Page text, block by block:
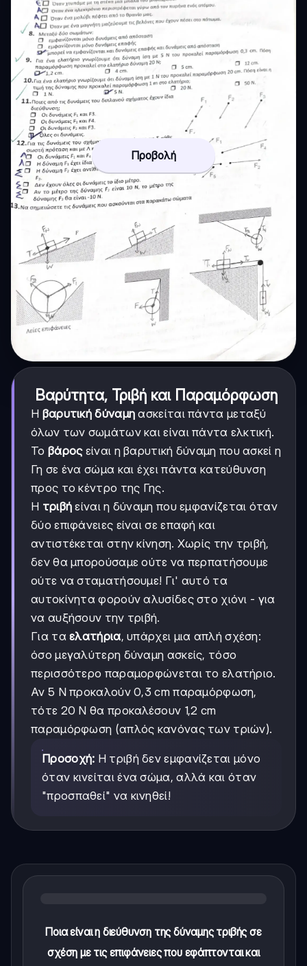
Προβολή
Βαρύτητα, Τριβή και Παραμόρφωση
Η βαρυτική δύναμη ασκείται πάντα μεταξύ
όλων των σωμάτων και είναι πάντα ελκτική.
Το βάροςείναι η βαρυτική δύναμη που ασκεί η
Γη σε ένα σώμα και έχει πάντα κατεύθυνση
προς το κέντρο της Γης.
Η τριβή είναι η δύναμη που εμφανίζεται όταν
δύο επιφάνειες είναι σε επαφή και
αντιστέκεται στην κίνηση. Χωρίς την τριβή,
δεν θα μπορούσαμε ούτε να περπατήσουμε
ούτε να σταματήσουμε! Γι' αυτό τα
αυτοκίνητα φορούν αλυσίδες στο χιόνι - για
να αυξήσουν την τριβή.
Για ταελατήρια, υπάρχει μια απλή σχέση:
όσο μεγαλύτερη δύναμη ασκείς, τόσο
περισσότερο παραμορφώνεται το ελατήριο.
Αν 5 Ν προκαλούν 0,3 cm παραμόρφωση,
τότε 20 Ν θα προκαλέσουν 1,2 cm
παραμόρφωση (απλός κανόνας των τριών).
Προσοχή: Η τριβή δεν εμφανίζεται μόνο
όταν κινείται ένα σώμα, αλλά και όταν
"προσπαθεί" να κινηθεί!
Ποια είναι η διεύθυνση της δύναμης τριβής σε
σχέση με τις επιφάνειες που εφάπτονται και